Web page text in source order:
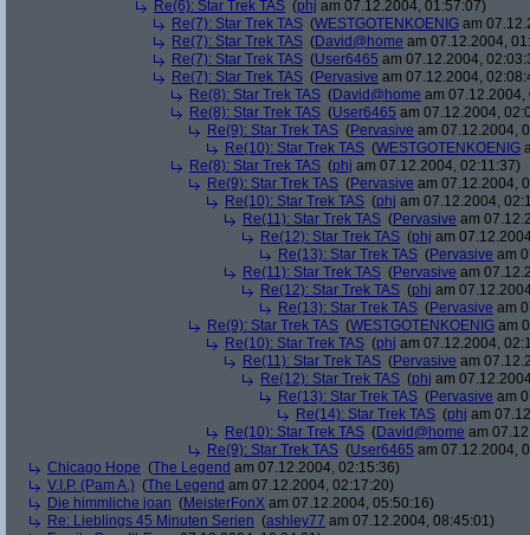
Re(6): Star Trek TAS (phj am 07.12.2004, 01:57:07)
Re(7): Star Trek TAS (WESTGOTENKOENIG am
Re(7): Star Trek TAS (David@home am 07.12.2004,
Re(7): Star Trek TAS (User6465 am 07.12.2004,
Re(7): Star Trek TAS (Pervasive am 07.12.2004,
Re(8): Star Trek TAS (David@home am 07.12.2004,
Re(8): Star Trek TAS (User6465 am 07.12.2004,
Re(9): Star Trek TAS (Pervasive am 07.12.2004,
Re(10): Star Trek TAS (WESTGOTENKOENIG
Re(8): Star Trek TAS (phj am 07.12.2004, 02:11:37)
Re(9): Star Trek TAS (Pervasive am 07.12.2004,
Re(10): Star Trek TAS (phj am 07.12.2004,
Re(11): Star Trek TAS (Pervasive am
Re(12): Star Trek TAS (phj am
Re(13): Star Trek TAS (Pervasive am
Re(11): Star Trek TAS (Pervasive am
Re(12): Star Trek TAS (phj am
Re(13): Star Trek TAS (Pervasive am
Re(9): Star Trek TAS (WESTGOTENKOENIG am
Re(10): Star Trek TAS (phj am 07.12.2004,
Re(11): Star Trek TAS (Pervasive am
Re(12): Star Trek TAS (phj am
Re(13): Star Trek TAS (Pervasive am
Re(14): Star Trek TAS (phj am
Re(10): Star Trek TAS (David@home am
Re(9): Star Trek TAS (User6465 am 07.12.2004,
Chicago Hope (The Legend am 07.12.2004, 02:15:36)
V.I.P. (Pam A.) (The Legend am 07.12.2004, 02:17:20)
Die himmliche joan (MeisterFonX am 07.12.2004, 05:50:16)
Re: Lieblings 45 Minuten Serien (ashley77 am 07.12.2004, 08:45:01)